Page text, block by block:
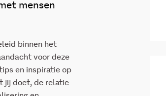
mensen
binnen het
voor deze
en inspiratie op
jij doet, de relatie